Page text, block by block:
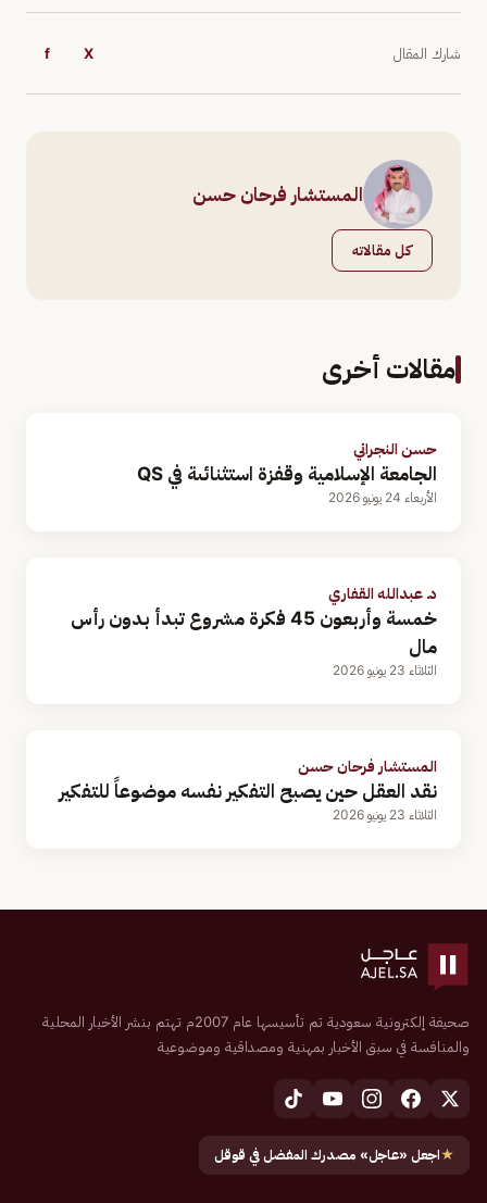
شارك المقال X
f
المستشار فرحان حسن
كل مقالاته
مقالات أخرى
حسن النجراني
الجامعة الإسلامية وقفزة استثنائىة في QS
الأربعاء 24 يونيو 2026
د. عبدالله القفاري
خمسة وأربعون 45 فكرة مشروع تبدأ بدون رأس
مال
الثلاثاء 23 يونيو 2026
المستشار فرحان حسن
نقد العقل حين يصبح التفكير نفسه موضوعاً للتفكير
الثلاثاء 23 يونيو 2026
صحيفة إلكترونية سعودية تم تأسيسها عام 2007م تهتم بنشر الأخبار المحلية
والمنافسة في سبق الأخبار بمهنية ومصداقية وموضوعية
★اجعل «عاجل» مصدرك المفضل في قوقل